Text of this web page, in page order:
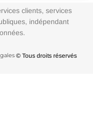
clients, services
indépendant
© Tous droits réservés